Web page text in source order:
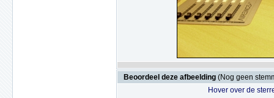
Beoordeel deze afbeelding (Nog geen
Hover over de